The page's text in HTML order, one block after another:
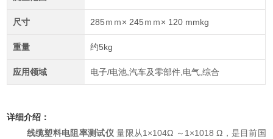
尺寸 285ｍｍ× 245ｍｍ× 120 mmkg
重量 约5kg
应用领域 电子/电池,汽车及零部件,电气,综合
详细介绍：
线缆塑料电阻率测试仪量限从1×104Ω ～1×1018 Ω，是目前国